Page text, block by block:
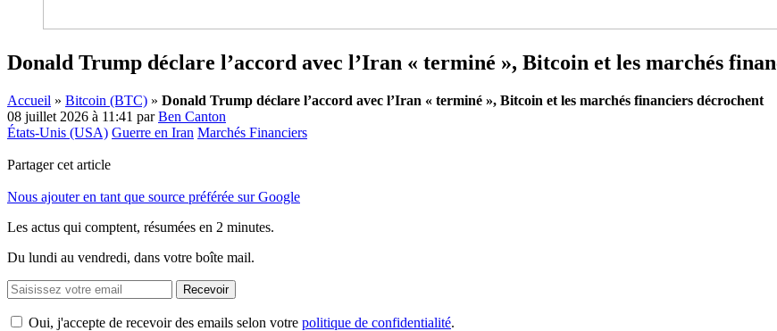
Donald Trump déclare l’accord avec l’Iran « terminé », Bitcoin et les marchés
Accueil » Bitcoin (BTC) » Donald Trump déclare l’accord avec l’Iran « terminé », Bitcoin et les marchés financiers décrochent
08 juillet 2026 à 11:41 parBen Canton
États-Unis (USA) Guerre en Iran Marchés Financiers
Partager cet article
Nous ajouter en tant que source préférée sur Google
Les actus qui comptent, résumées en 2 minutes.
Du lundi au vendredi, dans votre boîte mail.
Recevoir
Oui, j'accepte de recevoir des emails selon votre politique de confidentialité.